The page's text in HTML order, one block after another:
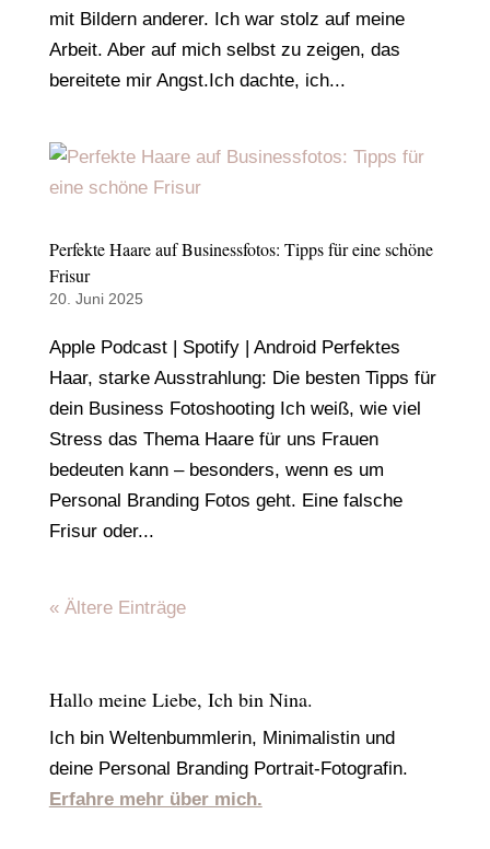
mit Bildern anderer. Ich war stolz auf meine
Arbeit. Aber auf mich selbst zu zeigen, das
bereitete mir Angst.Ich dachte, ich...
Perfekte Haare auf Businessfotos: Tipps für eine schöne
Frisur
20. Juni 2025
Apple Podcast | Spotify | Android Perfektes
Haar, starke Ausstrahlung: Die besten Tipps für
dein Business Fotoshooting Ich weiß, wie viel
Stress das Thema Haare für uns Frauen
bedeuten kann – besonders, wenn es um
Personal Branding Fotos geht. Eine falsche
Frisur oder...
« Ältere Einträge
Hallo meine Liebe, Ich bin Nina.
Ich bin Weltenbummlerin, Minimalistin und
deine Personal Branding Portrait-Fotografin.
Erfahre mehr über mich.